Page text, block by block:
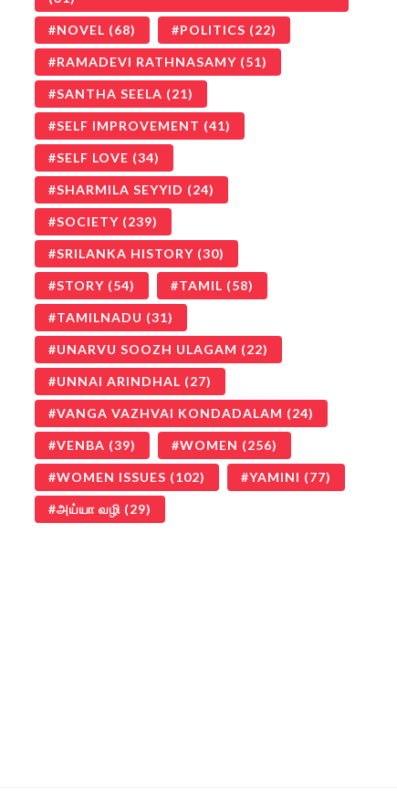
NOVEL (68) POLITICS (22)
RAMADEVI RATHNASAMY (51)
SANTHA SEELA (21)
SELF IMPROVEMENT (41)
SELF LOVE (34)
SHARMILA SEYYID (24)
SOCIETY (239)
SRILANKA HISTORY (30)
STORY (54) TAMIL (58)
TAMILNADU (31)
UNARVU SOOZH ULAGAM (22)
UNNAI ARINDHAL (27)
VANGA VAZHVAI KONDADALAM (24)
VENBA (39) WOMEN (256)
WOMEN ISSUES (102) YAMINI (77)
அய்யா வழி (29)